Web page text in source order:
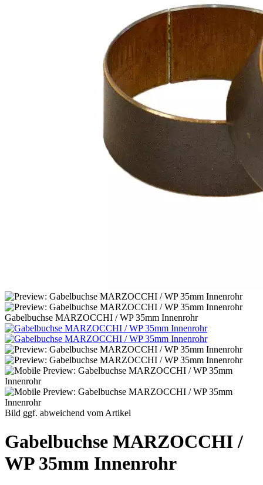
Gabelbuchse MARZOCCHI / WP 35mm Innenrohr
Bild ggf. abweichend vom Artikel
Gabelbuchse MARZOCCHI /
WP 35mm Innenrohr